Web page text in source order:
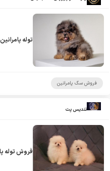
توله
فروش سگ پامرانین
تندیس پت
فروش توله